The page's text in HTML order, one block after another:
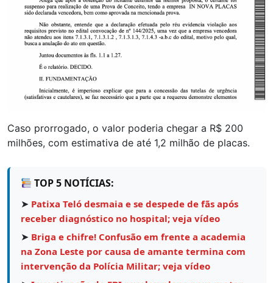
Caso prorrogado, o valor poderia chegar a R$ 200
milhões, com estimativa de até 1,2 milhão de placas.
TOP 5 NOTÍCIAS:
➤ Patixa Teló desmaia e se despede de fãs após
receber diagnóstico no hospital; veja vídeo
➤ Briga e chifre! Confusão em frente a academia
na Zona Leste por causa de amante termina com
intervenção da Polícia Militar; veja vídeo